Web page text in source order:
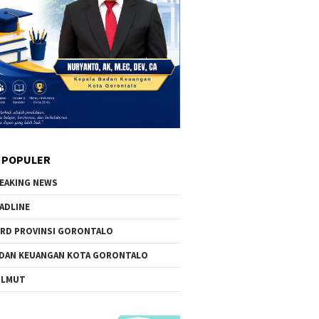
NEWS
PROVINSI GORONTALO
KEUANGAN KOTA GORONTALO